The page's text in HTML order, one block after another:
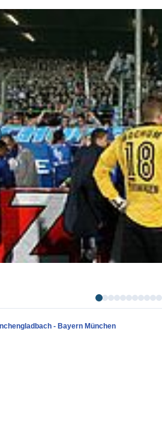
- Bayern München